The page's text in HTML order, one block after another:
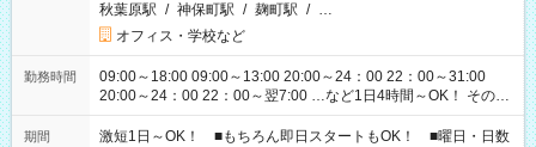
秋葉原駅 / 神保町駅 / 麹町駅 / …
オフィス・学校など
勤務時間
09:00～18:00 09:00～13:00 20:00～24：00 22：00～31:00
20:00～24：00 22：00～翌7:00 …など1日4時間～OK！ その他
シフトもございます！ お気軽にご相談ください！
期間
激短1日～OK！ ■もちろん即日スタートもOK！ ■曜日・日数